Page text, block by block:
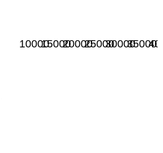
100001500020000250003000035000